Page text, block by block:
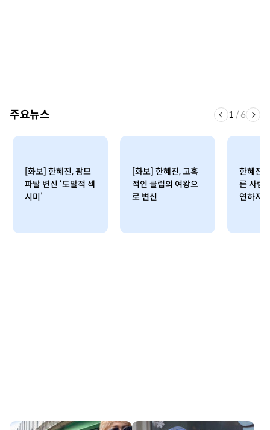
주요뉴스 1 /6
[화보] 한혜진, 팜므
파탈 변신 ‘도발적 섹
시미’
[화보] 한혜진, 고혹
적인 클럽의 여왕으
로 변신
한혜진,
른 사람
연하지